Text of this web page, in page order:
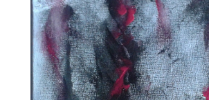
Muriel Rojas
Marie Delaneau
Arnaud Mattlinger
Sandrine Toutard